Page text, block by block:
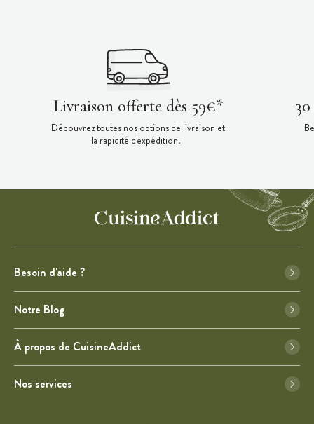
Livraison offerte dès 59€*
Découvrez toutes nos options de livraison et
la rapidité d'expédition.
Besoin d'aide ?
Notre Blog
À propos de CuisineAddict
Nos services